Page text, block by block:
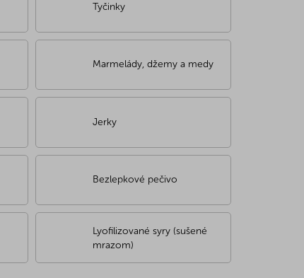
Tyčinky
Marmelády, džemy a medy
Jerky
Bezlepkové pečivo
Lyofilizované syry (sušené
mrazom)